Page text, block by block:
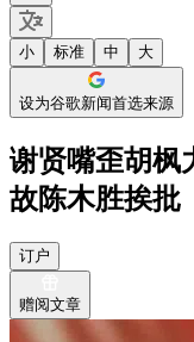
小 标准 中 大
设为谷歌新闻首选来源
谢贤嘴歪胡枫
故陈木胜挨批
订户
赠阅文章